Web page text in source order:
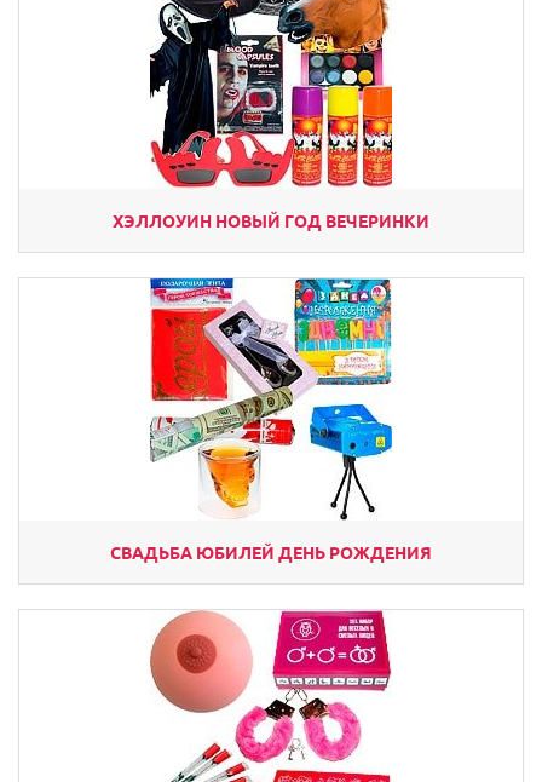
ХЭЛЛОУИН НОВЫЙ ГОД ВЕЧЕРИНКИ
СВАДЬБА ЮБИЛЕЙ ДЕНЬ РОЖДЕНИЯ